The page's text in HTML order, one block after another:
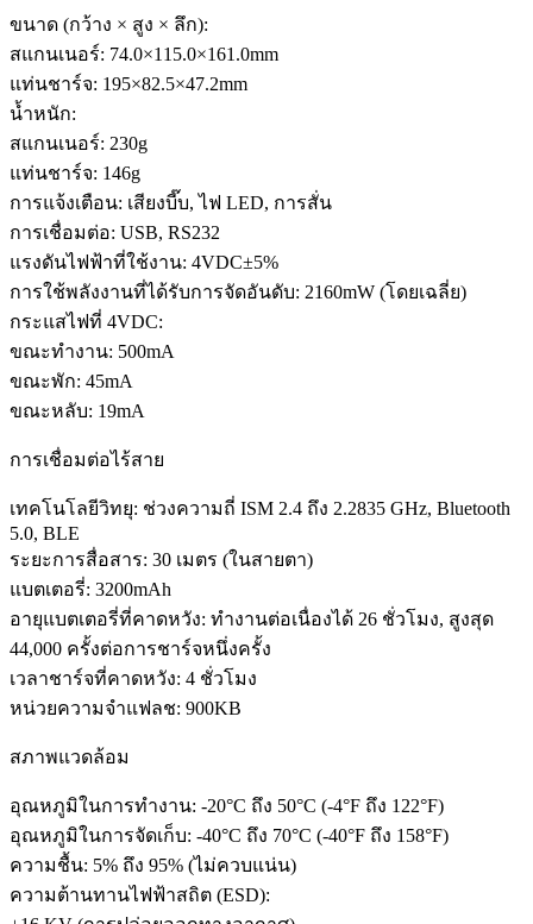
ขนาด (กว้าง × สูง × ลึก):
สแกนเนอร์: 74.0×115.0×161.0mm
แท่นชาร์จ: 195×82.5×47.2mm
น้ำหนัก:
สแกนเนอร์: 230g
แท่นชาร์จ: 146g
การแจ้งเตือน: เสียงบี๊บ, ไฟ LED, การสั่น
การเชื่อมต่อ: USB, RS232
แรงดันไฟฟ้าที่ใช้งาน: 4VDC±5%
การใช้พลังงานที่ได้รับการจัดอันดับ: 2160mW (โดยเฉลี่ย)
กระแสไฟที่ 4VDC:
ขณะทำงาน: 500mA
ขณะพัก: 45mA
ขณะหลับ: 19mA
การเชื่อมต่อไร้สาย
เทคโนโลยีวิทยุ: ช่วงความถี่ ISM 2.4 ถึง 2.2835 GHz, Bluetooth
5.0, BLE
ระยะการสื่อสาร: 30 เมตร (ในสายตา)
แบตเตอรี่: 3200mAh
อายุแบตเตอรี่ที่คาดหวัง: ทำงานต่อเนื่องได้ 26 ชั่วโมง, สูงสุด
44,000 ครั้งต่อการชาร์จหนึ่งครั้ง
เวลาชาร์จที่คาดหวัง: 4 ชั่วโมง
หน่วยความจำแฟลช: 900KB
สภาพแวดล้อม
อุณหภูมิในการทำงาน: -20°C ถึง 50°C (-4°F ถึง 122°F)
อุณหภูมิในการจัดเก็บ: -40°C ถึง 70°C (-40°F ถึง 158°F)
ความชื้น: 5% ถึง 95% (ไม่ควบแน่น)
ความต้านทานไฟฟ้าสถิต (ESD):